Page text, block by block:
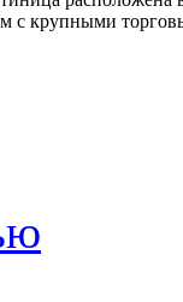
с крупными